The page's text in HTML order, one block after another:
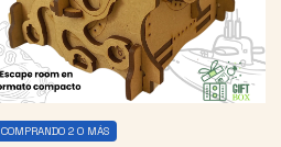
COMPRANDO 2 O MÁS